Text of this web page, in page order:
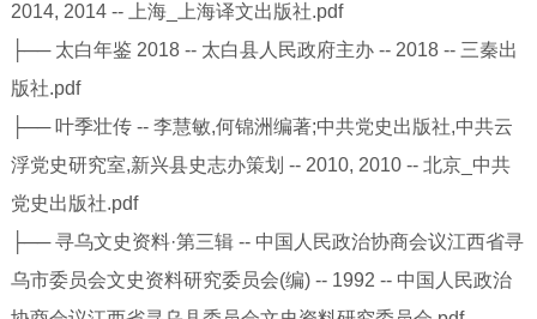
2014, 2014 -- 上海_上海译文出版社.pdf
├── 太白年鉴 2018 -- 太白县人民政府主办 -- 2018 -- 三秦出
版社.pdf
├── 叶季壮传 -- 李慧敏,何锦洲编著;中共党史出版社,中共云
浮党史研究室,新兴县史志办策划 -- 2010, 2010 -- 北京_中共
党史出版社.pdf
├── 寻乌文史资料·第三辑 -- 中国人民政治协商会议江西省寻
乌市委员会文史资料研究委员会(编) -- 1992 -- 中国人民政治